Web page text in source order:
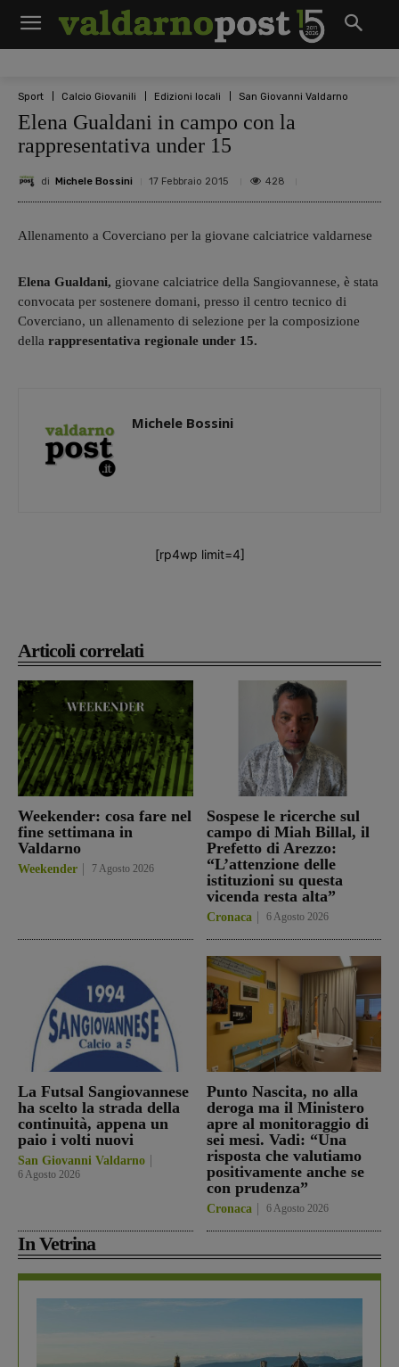
Sport Calcio Giovanili Edizioni locali San Giovanni Valdarno
Elena Gualdani in campo con la
rappresentativa under 15
di Michele Bossini 17 Febbraio 2015 428
Articoli correlati
Weekender: cosa fare nel
fine settimana in
Valdarno
Weekender 7 Agosto 2026
Sospese le ricerche sul
campo di Miah Billal, il
Prefetto di Arezzo:
“L’attenzione delle
istituzioni su questa
vicenda resta alta”
Cronaca 6 Agosto 2026
La Futsal Sangiovannese
ha scelto la strada della
continuità, appena un
paio i volti nuovi
San Giovanni Valdarno
6 Agosto 2026
Punto Nascita, no alla
deroga ma il Ministero
apre al monitoraggio di
sei mesi. Vadi: “Una
risposta che valutiamo
positivamente anche se
con prudenza”
Cronaca 6 Agosto 2026
In Vetrina
Allenamento a Coverciano per la giovane calciatrice valdarnese
Elena Gualdani, giovane calciatrice della Sangiovannese, è stata
convocata per sostenere domani, presso il centro tecnico di
Coverciano, un allenamento di selezione per la composizione
della rappresentativa regionale under 15.
Michele Bossini
[rp4wp limit=4]